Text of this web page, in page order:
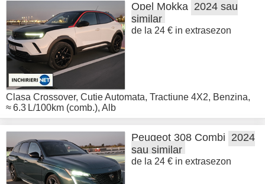
Opel Mokka 2024 sau
similar
de la 24 € in extrasezon
Clasa Crossover, Cutie Automata, Tractiune 4X2, Benzina,
≈ 6.3 L/100km (comb.), Alb
Peugeot 308 Combi 2024
sau similar
de la 24 € in extrasezon